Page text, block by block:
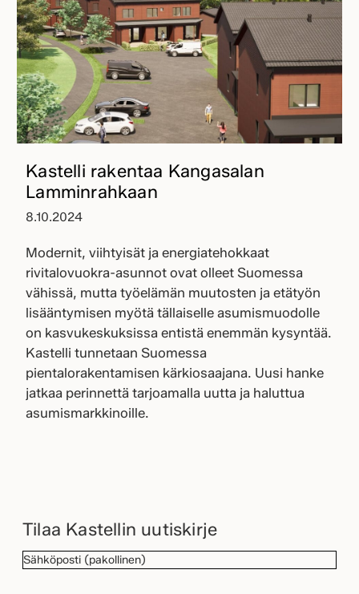
Kastelli rakentaa Kangasalan
Lamminrahkaan
8.10.2024
Modernit, viihtyisät ja energiatehokkaat
rivitalovuokra-asunnot ovat olleet Suomessa
vähissä, mutta työelämän muutosten ja etätyön
lisääntymisen myötä tällaiselle asumismuodolle
on kasvukeskuksissa entistä enemmän kysyntää.
Kastelli tunnetaan Suomessa
pientalorakentamisen kärkiosaajana. Uusi hanke
jatkaa perinnettä tarjoamalla uutta ja haluttua
asumismarkkinoille.
Tilaa Kastellin uutiskirje
SÄHKÖPOSTI(Pakollinen)